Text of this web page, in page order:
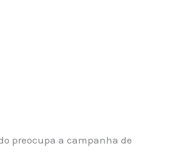
preocupa a campanha de